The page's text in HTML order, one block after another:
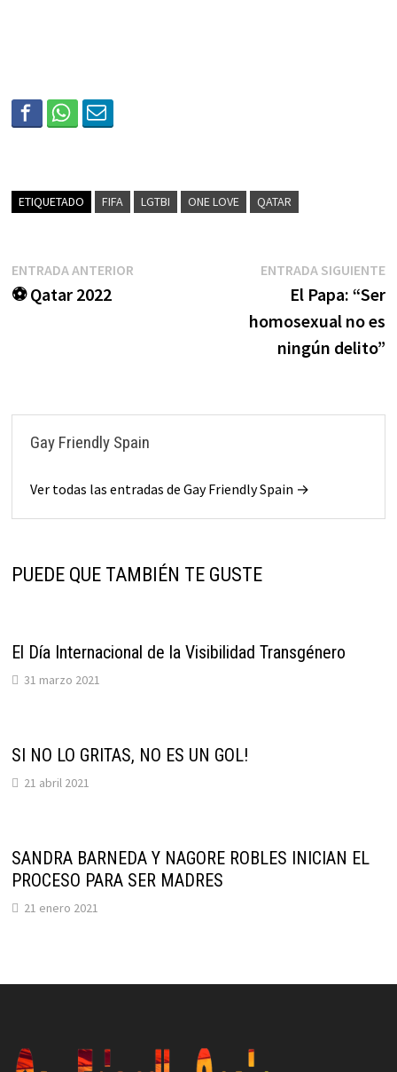
ETIQUETADO FIFA LGTBI ONE LOVE QATAR
ENTRADA ANTERIOR
⚽ Qatar 2022
ENTRADA SIGUIENTE
El Papa: “Ser
homosexual no es
ningún delito”
Gay Friendly Spain
Ver todas las entradas de Gay Friendly Spain →
PUEDE QUE TAMBIÉN TE GUSTE
El Día Internacional de la Visibilidad Transgénero
31 marzo 2021
SI NO LO GRITAS, NO ES UN GOL!
21 abril 2021
SANDRA BARNEDA Y NAGORE ROBLES INICIAN EL
PROCESO PARA SER MADRES
21 enero 2021